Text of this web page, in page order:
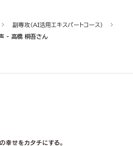
副専攻（AI活用エキスパートコース）
- 高橋 桐吾さん